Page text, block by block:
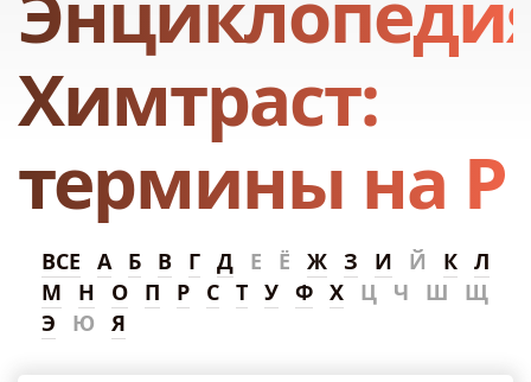
Химтраст:
термины на Р
ВСЕ А Б В Г Д Е Ё Ж З И Й К Л
М
Н О П Р С Т У Ф Х Ц Ч Ш
Щ
Э
Ю Я